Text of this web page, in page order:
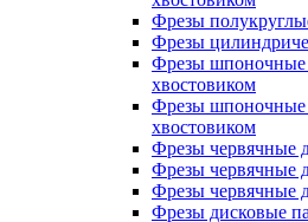
Фрезы
Фрезы
Фрезы шпоночные
хвостовиком
Фрезы шпоночные
хвостовиком
Фрезы червячные
Фрезы червячные
Фрезы червячные
Фрезы дисковые